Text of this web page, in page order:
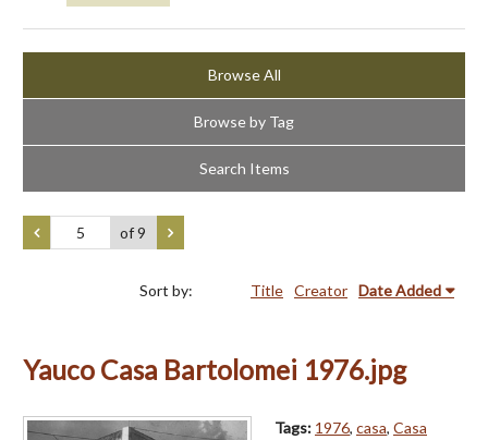
Browse All
Browse by Tag
Search Items
of 9
Sort by: Title Creator Date Added
Yauco Casa Bartolomei 1976.jpg
Tags: 1976, casa, Casa